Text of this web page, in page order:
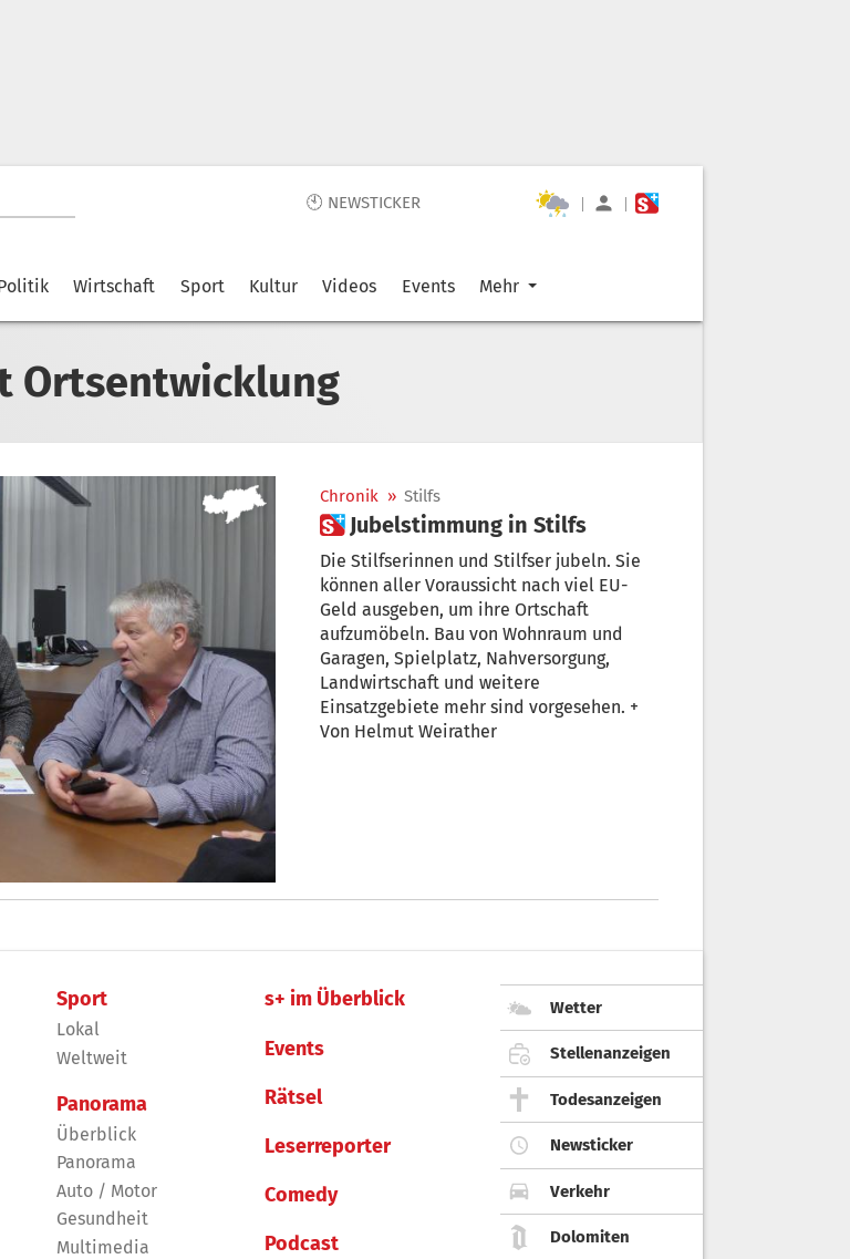
🕙 NEWSTICKER | |
Wirtschaft Sport Kultur Videos Events Mehr
Ortsentwicklung
Chronik » Stilfs
 Jubelstimmung in Stilfs
Die Stilfserinnen und Stilfser jubeln. Sie
können aller Voraussicht nach viel EU-
Geld ausgeben, um ihre Ortschaft
aufzumöbeln. Bau von Wohnraum und
Garagen, Spielplatz, Nahversorgung,
Landwirtschaft und weitere
Einsatzgebiete mehr sind vorgesehen. +
Von Helmut Weirather
Sport
Lokal
Weltweit
Panorama
Überblick
Panorama
Auto / Motor
Gesundheit
Multimedia
s+ im Überblick
Events
Rätsel
Leserreporter
Comedy
Podcast
Wetter
Stellenanzeigen
Todesanzeigen
Newsticker
Verkehr
Dolomiten